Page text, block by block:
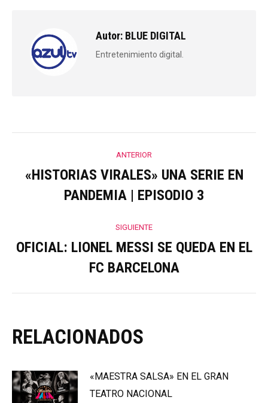
Autor: BLUE DIGITAL
Entretenimiento digital.
Navegación
entre
publicaciones
ANTERIOR
anterior:
«HISTORIAS VIRALES» UNA SERIE EN
PANDEMIA | EPISODIO 3
SIGUIENTE
Publicación
siguiente:
OFICIAL: LIONEL MESSI SE QUEDA EN EL
FC BARCELONA
RELACIONADOS
«MAESTRA SALSA» EN EL GRAN
TEATRO NACIONAL